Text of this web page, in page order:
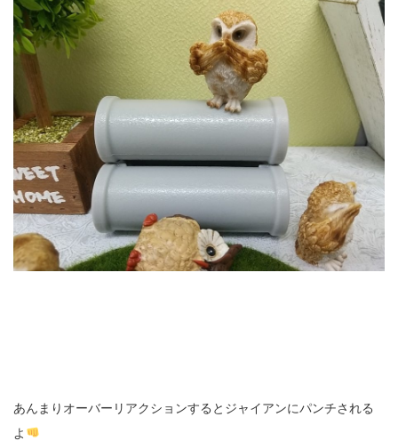
あんまりオーバーリアクションするとジャイアンにパンチされる
よ